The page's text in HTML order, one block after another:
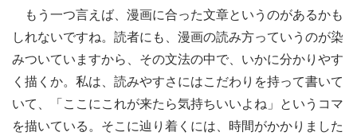
もう一つ言えば、漫画に合った文章というのがあるかも
しれないですね。読者にも、漫画の読み方っていうのが染
みついていますから、その文法の中で、いかに分かりやす
く描くか。私は、読みやすさにはこだわりを持って書いて
いて、「ここにこれが来たら気持ちいいよね」というコマ
を描いている。そこに辿り着くには、時間がかかりました